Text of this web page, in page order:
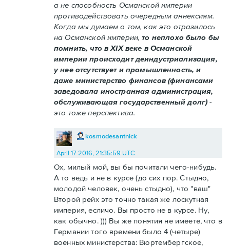
а не способность Османской империи
противодействовать очередным аннексиям.
Когда мы думаем о том, как это отразилось
на Османской империи,то неплохо было бы
помнить, что в XIX веке в Османской
империи происходит деиндустриализация,
у нее отсутствует и промышленность, и
даже министерство финансов (финансами
заведовала иностранная администрация,
обслуживающая государственный долг)-
это тоже перспектива.
kosmodesantnick
April 17 2016, 21:35:59 UTC
Ох, милый мой, вы бы почитали чего-нибудь.
А то ведь и не в курсе (до сих пор. Стыдно,
молодой человек, очень стыдно), что "ваш"
Второй рейх это точно такая же лоскутная
империя, есличо. Вы просто не в курсе. Ну,
как обычно. ))) Вы же понятия не имеете, что в
Германии того времени было 4 (четыре)
военных министерства: Вюртембергское,